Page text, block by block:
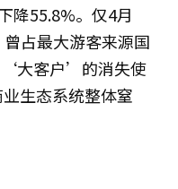
降55.8%。仅4月
占最大游客来源国
‘大客户’的消失使
生态系统整体窒